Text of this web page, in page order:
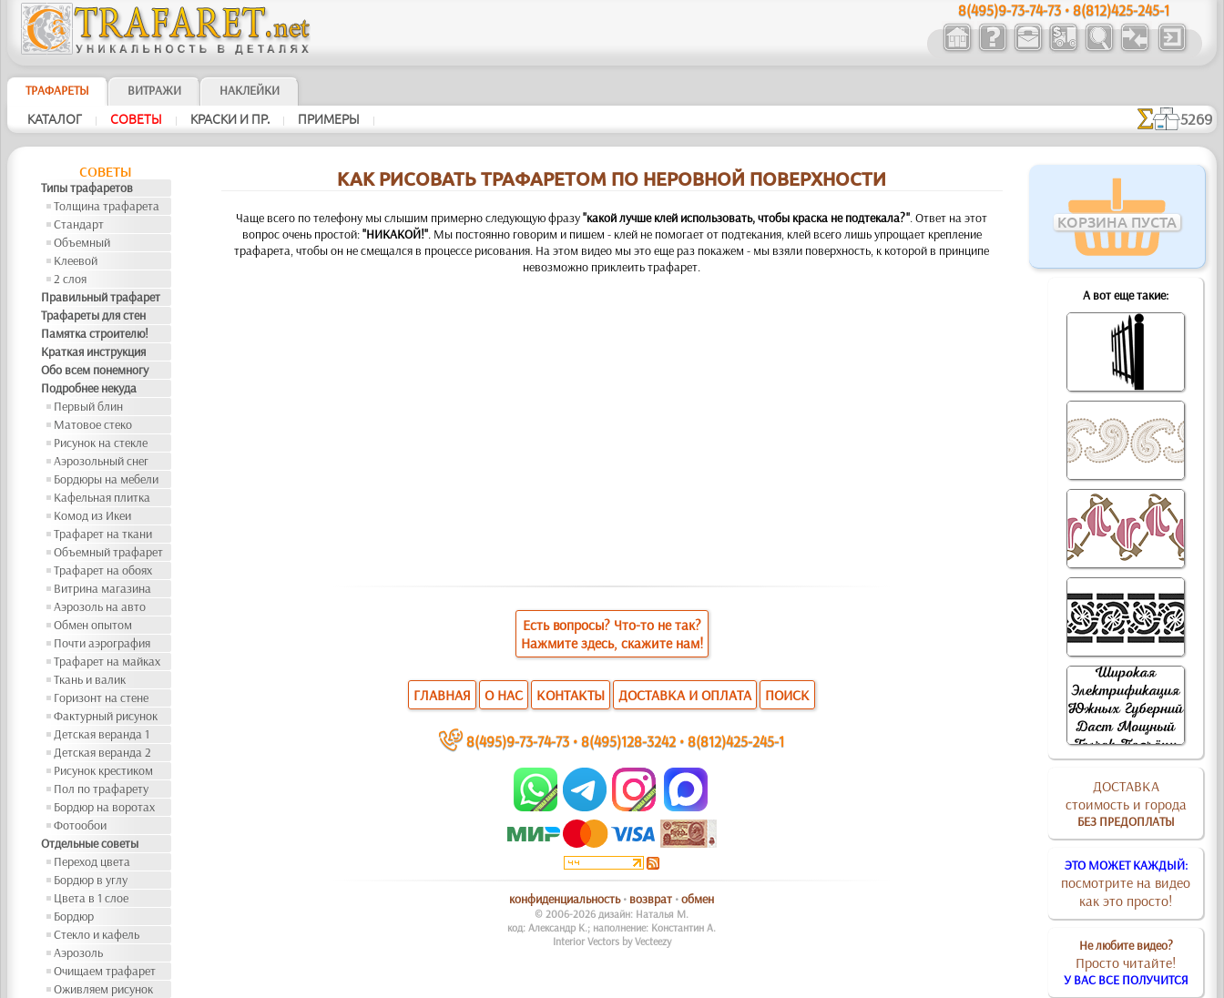
8(495)9-73-74-73 • 8(812)425-245-1
ТРАФАРЕТЫ ВИТРАЖИ НАКЛЕЙКИ
КАТАЛОГ | СОВЕТЫ | КРАСКИ И ПР. | ПРИМЕРЫ | 5269
СОВЕТЫ
Типы трафаретов
Толщина трафарета
Стандарт
Объемный
Клеевой
2 слоя
Правильный трафарет
Трафареты для стен
Памятка строителю!
Краткая инструкция
Обо всем понемногу
Подробнее некуда
Первый блин
Матовое стеко
Рисунок на стекле
Аэрозольный снег
Бордюры на мебели
Кафельная плитка
Комод из Икеи
Трафарет на ткани
Объемный трафарет
Трафарет на обоях
Витрина магазина
Аэрозоль на авто
Обмен опытом
Почти аэрография
Трафарет на майках
Ткань и валик
Горизонт на стене
Фактурный рисунок
Детская веранда 1
Детская веранда 2
Рисунок крестиком
Пол по трафарету
Бордюр на воротах
Фотообои
Отдельные советы
Переход цвета
Бордюр в углу
Цвета в 1 слое
Бордюр
Стекло и кафель
Аэрозоль
Очищаем трафарет
Оживляем рисунок
КОРЗИНА ПУСТА
А вот еще такие:
ДОСТАВКА
стоимость и города
БЕЗ ПРЕДОПЛАТЫ
ЭТО МОЖЕТ КАЖДЫЙ:
посмотрите на видео
как это просто!
Не любите видео?
Просто читайте!
У ВАС ВСЕ ПОЛУЧИТСЯ
КАК РИСОВАТЬ ТРАФАРЕТОМ ПО НЕРОВНОЙ ПОВЕРХНОСТИ
Чаще всего по телефону мы слышим примерно следующую фразу"какой лучше клей использовать, чтобы краска не подтекала?". Ответ на этот
вопрос очень простой:"НИКАКОЙ!". Мы постоянно говорим и пишем - клей не помогает от подтекания, клей всего лишь упрощает крепление
трафарета, чтобы он не смещался в процессе рисования. На этом видео мы это еще раз покажем - мы взяли поверхность, к которой в принципе
невозможно приклеить трафарет.
Есть вопросы? Что-то не так?
Нажмите здесь, скажите нам!
ГЛАВНАЯ О НАС КОНТАКТЫ ДОСТАВКА И ОПЛАТА ПОИСК
~ 8(495)9-73-74-73 •8(495)128-3242 •8(812)425-245-1
конфиденциальность• возврат •обмен
© 2006-2026 дизайн: Наталья М.
код: Александр К.; наполнение: Константин А.
Interior Vectors by Vecteezy